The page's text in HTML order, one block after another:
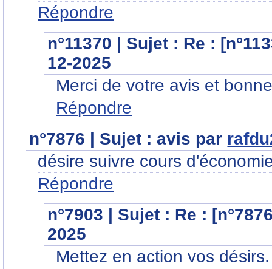
Répondre
n°11370 | Sujet : Re :
12-2025
Merci de votre avis et
Répondre
n°7876 | Sujet : avis par
désire suivre cours
Répondre
n°7903 | Sujet : Re :
2025
Mettez en action vos désirs.